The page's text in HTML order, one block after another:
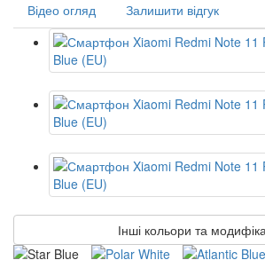
Відео огляд Залишити відгук
Інші кольори та